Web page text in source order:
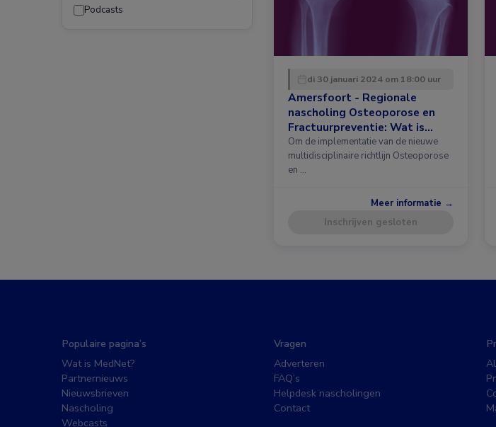
Podcasts
di 30 januari 2024 om 18:00 uur
Amersfoort - Regionale
nascholing Osteoporose en
Fractuurpreventie: Wat is
nieuw in de richtlijn?
Om de implementatie van de nieuwe
multidisciplinaire richtlijn Osteoporose
en …
Meer informatie →
Inschrijven gesloten
Populaire pagina’s
Wat is MedNet?
Partnernieuws
Nieuwsbrieven
Nascholing
Webcasts
Vragen
Adverteren
FAQ’s
Helpdesk nascholingen
Contact